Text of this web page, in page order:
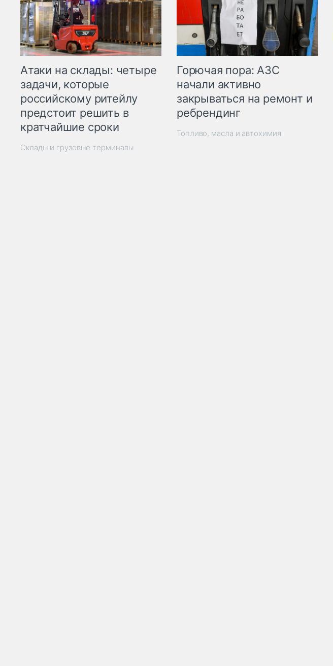
Атаки на склады: четыре
задачи, которые
российскому ритейлу
предстоит решить в
кратчайшие сроки
Склады и грузовые терминалы
Горючая пора: АЗС
начали активно
закрываться на ремонт и
ребрендинг
Топливо, масла и автохимия